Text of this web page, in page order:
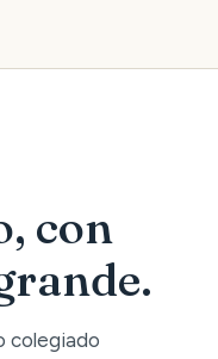
con
colegiado